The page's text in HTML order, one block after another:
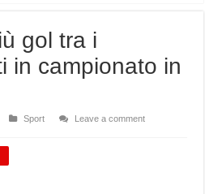
gol tra i
in campionato in
Sport
Leave a comment